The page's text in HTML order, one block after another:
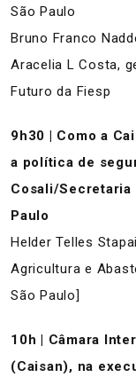
São Paulo
Bruno Franco
Aracelia L Costa,
Futuro da Fiesp
9h30 | Como a
a política de
Cosali/Secretaria
Paulo
Helder Telles
Agricultura e
São Paulo]
10h | Câmara
(Caisan), na